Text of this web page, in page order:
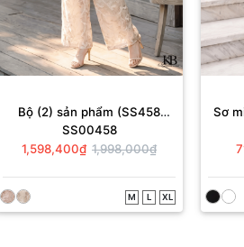
Bộ (2) sản phẩm (SS458
+QD1002).
SS00458
1,598,400₫ 1,998,000₫
M L XL
Sơ